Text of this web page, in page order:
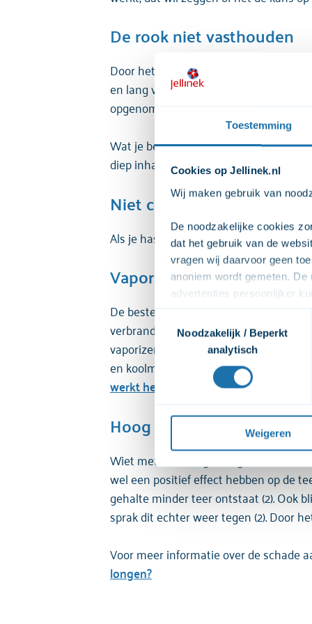
Toestemming
Cookies op Jellinek.nl
Wij maken gebruik van
De noodzakelijke cookies
dat het gebruik van de
vragen wij daarvoor geen
anoniem wordt gemeten.
advertenties persoonlijker
zodat we onze
video's. Wij vragen jouw
afspelen. Wij delen deze
bekijken. Wanneer je dat
bekijken. Je kunt je
privacyverklaring
Toestemmingsselectie
Noodzakelijk / Beperkt
analytisch
Weigeren
De rook niet vasthouden
Door het diep inhaleren en het lang
en lang vasthouden heeft geen enkel
opgenomen, diep inhaleren en lang
Wat je beter kunt doen is normaal
diep inhaleert en je deze lang
Niet combineren met
Als je hasj of wiet puur rookt krijg je
Vaporizer
De beste methode lijkt het gebruiken
verbrand maar verhit. Ook hoeft
vaporizer geen teer en koolmonoxide
en koolmonoxide vrijkomt, al blijft het
werkt het?
Hoog THC-gehalte
Wiet met een hoog THC-gehalte kan
wel een positief effect hebben op de
gehalte minder teer ontstaat (2). Ook
sprak dit echter weer tegen (2). Door
Voor meer informatie over de schade
longen?